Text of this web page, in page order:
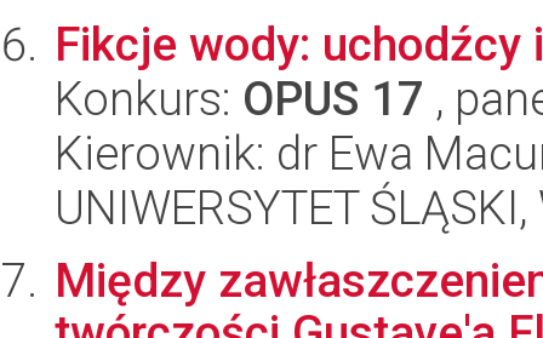
Fikcje wody: uchodźcy
Konkurs: OPUS 17 ,
Kierownik: dr Ewa
UNIWERSYTET
Między